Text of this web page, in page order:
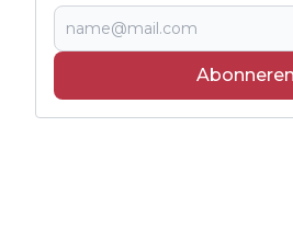
Abonneren